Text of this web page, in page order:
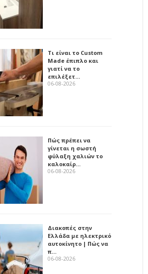
Τι είναι το Custom
Made έπιπλο και
γιατί να το
επιλέξετ…
06-08-2026
Πώς πρέπει να
γίνεται η σωστή
φύλαξη χαλιών το
καλοκαίρ…
06-08-2026
Διακοπές στην
Ελλάδα με ηλεκτρικό
αυτοκίνητο | Πώς να
π…
06-08-2026